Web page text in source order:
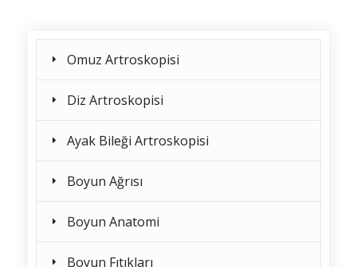
Omuz Artroskopisi
Diz Artroskopisi
Ayak Bileği Artroskopisi
Boyun Ağrısı
Boyun Anatomi
Boyun Fıtıkları